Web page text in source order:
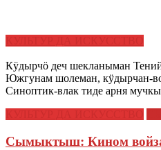
Кӱдырчӧ деч шекланыман
Южгунам шолеман, кӱдырчан-
Синоптик-влак тиде арня
Сымыктыш: Кином